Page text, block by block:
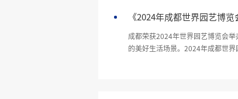
《2024年成都世界园艺博览
成都荣获2024年世界园艺博览会
的美好生活场景。2024年成都世